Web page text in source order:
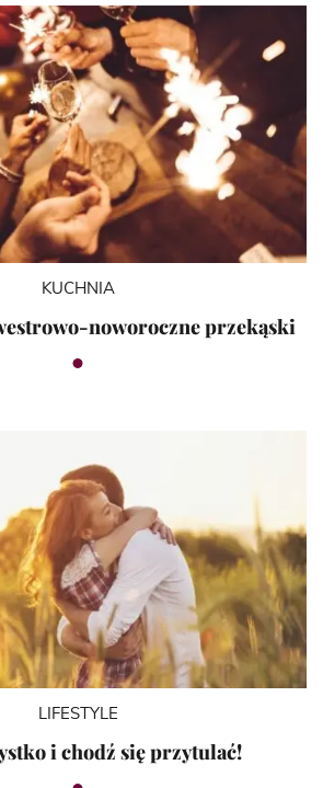
KUCHNIA
noworoczne przekąski
LIFESTYLE
i chodź się przytulać!